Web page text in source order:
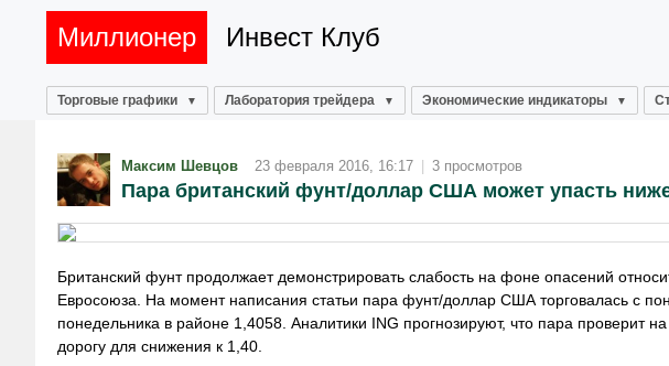
Миллионер Инвест Клуб
Торговые графики Лаборатория трейдера Экономические индикаторы
Максим Шевцов 23 февраля 2016, 16:17 | 3 просмотров
Пара британский фунт/доллар США может упасть
Британский фунт продолжает демонстрировать слабость на фоне опасений
Евросоюза. На момент написания статьи пара фунт/доллар США торговалась с
понедельника в районе 1,4058. Аналитики ING прогнозируют, что пара проверит
дорогу для снижения к 1,40.